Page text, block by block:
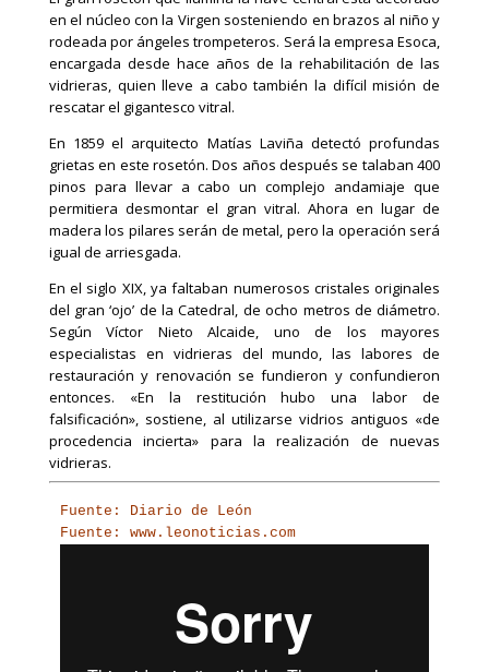
en el núcleo con la Virgen sosteniendo en brazos al niño y
rodeada por ángeles trompeteros. Será la empresa Esoca,
encargada desde hace años de la rehabilitación de las
vidrieras, quien lleve a cabo también la difícil misión de
rescatar el gigantesco vitral.
En 1859 el arquitecto Matías Laviña detectó profundas
grietas en este rosetón. Dos años después se talaban 400
pinos para llevar a cabo un complejo andamiaje que
permitiera desmontar el gran vitral. Ahora en lugar de
madera los pilares serán de metal, pero la operación será
igual de arriesgada.
En el siglo XIX, ya faltaban numerosos cristales originales
del gran ‘ojo’ de la Catedral, de ocho metros de diámetro.
Según Víctor Nieto Alcaide, uno de los mayores
especialistas en vidrieras del mundo, las labores de
restauración y renovación se fundieron y confundieron
entonces. «En la restitución hubo una labor de
falsificación», sostiene, al utilizarse vidrios antiguos «de
procedencia incierta» para la realización de nuevas
vidrieras.
Fuente: Diario de León
Fuente: www.leonoticias.com